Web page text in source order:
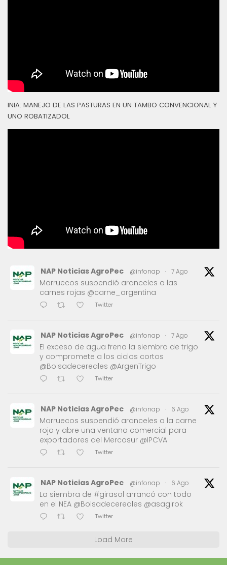
INIA: MANEJO DE LAS PASTURAS EN UN TAMBO CONVENCIONAL Y
UNO ROBATIZADOL
NAP Noticias AgroPec @infonap · 7 Ago
Marruecos suspendió aranceles a las
carnes rojas @carne_argentina
Twitter
NAP Noticias AgroPec @infonap · 7 Ago
El exceso de agua frena la siembra de trigo
y compromete a los ciclos cortos
@Bolsadecereales @ArgenTrigo
Twitter
NAP Noticias AgroPec @infonap · 6 Ago
Marruecos suspendió aranceles a la carne
roja y abre una ventana comercial para
exportadores del Mercosur @IPCVA
Twitter
NAP Noticias AgroPec @infonap · 6 Ago
La siembra de #girasol arrancó con todo
en el NEA @Bolsadecereales @asagirok
Twitter
Load More